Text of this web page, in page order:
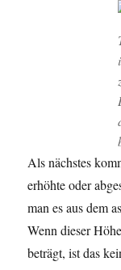
Als nächstes
erhöhte oder
man es aus dem
Wenn dieser
beträgt, ist das